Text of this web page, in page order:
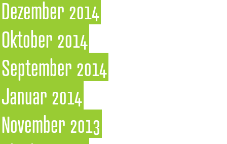
Dezember 2014
Oktober 2014
September 2014
Januar 2014
November 2013